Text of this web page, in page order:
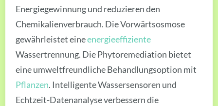
Energiegewinnung und reduzieren den
Chemikalienverbrauch. Die Vorwärtsosmose
gewährleistet eineenergieeffiziente
Wassertrennung. Die Phytoremediation bietet
eine umweltfreundliche Behandlungsoption mit
Pflanzen. Intelligente Wassersensoren und
Echtzeit-Datenanalyse verbessern die